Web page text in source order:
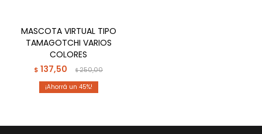
MASCOTA VIRTUAL TIPO
TAMAGOTCHI VARIOS
COLORES
$ 137,50 $250,00
45